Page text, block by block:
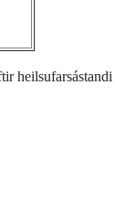
heilsufarsástandi